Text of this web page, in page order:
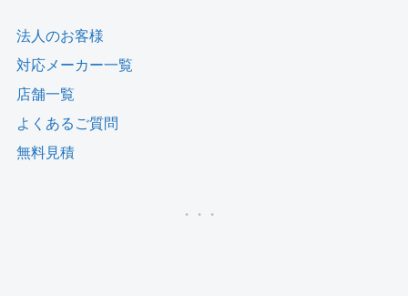
法人のお客様
対応メーカー一覧
店舗一覧
よくあるご質問
無料見積